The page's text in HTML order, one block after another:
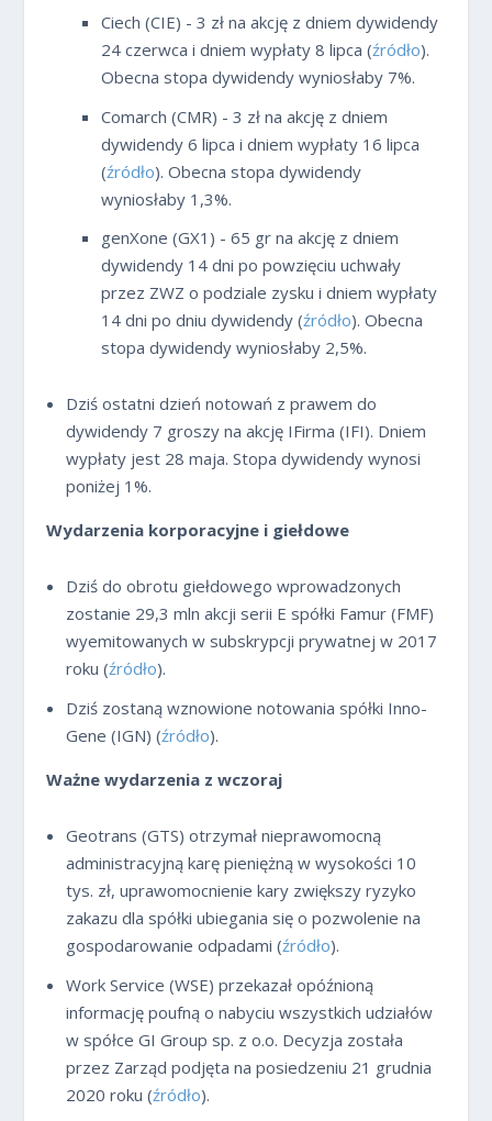
Ciech (CIE) - 3 zł na akcję z dniem dywidendy
24 czerwca i dniem wypłaty 8 lipca (źródło).
Obecna stopa dywidendy wyniosłaby 7%.
Comarch (CMR) - 3 zł na akcję z dniem
dywidendy 6 lipca i dniem wypłaty 16 lipca
(źródło). Obecna stopa dywidendy
wyniosłaby 1,3%.
genXone (GX1) - 65 gr na akcję z dniem
dywidendy 14 dni po powzięciu uchwały
przez ZWZ o podziale zysku i dniem wypłaty
14 dni po dniu dywidendy (źródło). Obecna
stopa dywidendy wyniosłaby 2,5%.
Dziś ostatni dzień notowań z prawem do
dywidendy 7 groszy na akcję IFirma (IFI). Dniem
wypłaty jest 28 maja. Stopa dywidendy wynosi
poniżej 1%.
Wydarzenia korporacyjne i giełdowe
Dziś do obrotu giełdowego wprowadzonych
zostanie 29,3 mln akcji serii E spółki Famur (FMF)
wyemitowanych w subskrypcji prywatnej w 2017
roku (źródło).
Dziś zostaną wznowione notowania spółki Inno-
Gene (IGN) (źródło).
Ważne wydarzenia z wczoraj
Geotrans (GTS) otrzymał nieprawomocną
administracyjną karę pieniężną w wysokości 10
tys. zł, uprawomocnienie kary zwiększy ryzyko
zakazu dla spółki ubiegania się o pozwolenie na
gospodarowanie odpadami (źródło).
Work Service (WSE) przekazał opóźnioną
informację poufną o nabyciu wszystkich udziałów
w spółce GI Group sp. z o.o. Decyzja została
przez Zarząd podjęta na posiedzeniu 21 grudnia
2020 roku (źródło).